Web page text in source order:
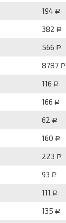
194 Р
382 Р
566 Р
8787 Р
116 Р
166 Р
62 Р
160 Р
223 Р
93 Р
111 Р
135 Р